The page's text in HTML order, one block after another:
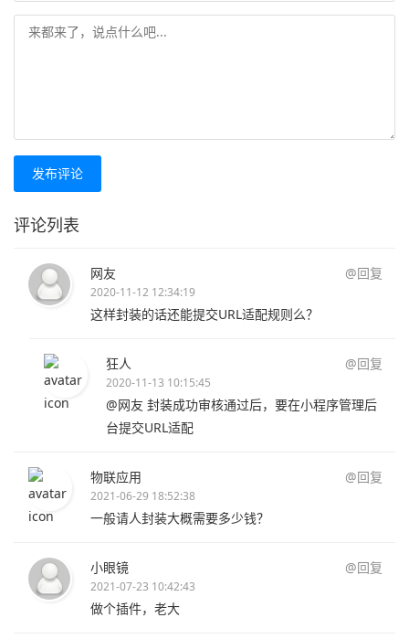
发布评论
评论列表
网友 @回复
2020-11-12 12:34:19
这样封装的话还能提交URL适配规则么？
狂人 @回复
2020-11-13 10:15:45
@网友 封装成功审核通过后，要在小程序管理后
台提交URL适配
物联应用 @回复
2021-06-29 18:52:38
一般请人封装大概需要多少钱？
小眼镜 @回复
2021-07-23 10:42:43
做个插件，老大